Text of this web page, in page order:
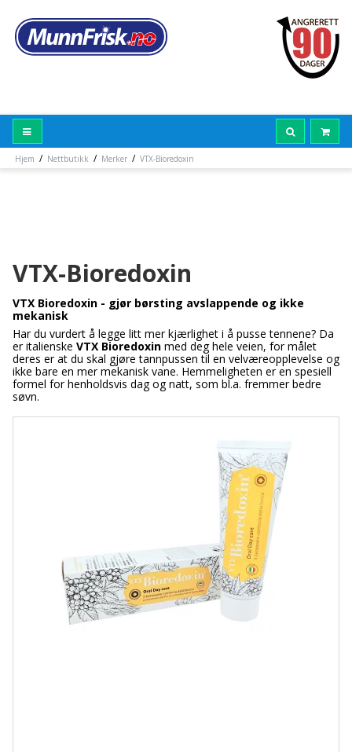
Hjem / Nettbutikk / Merker / VTX-Bioredoxin
VTX-Bioredoxin
VTX Bioredoxin - gjør børsting avslappende og ikke
mekanisk
Har du vurdert å legge litt mer kjærlighet i å pusse tennene? Da
er italienske VTX Bioredoxin med deg hele veien, for målet
deres er at du skal gjøre tannpussen til en velværeopplevelse og
ikke bare en mer mekanisk vane. Hemmeligheten er en spesiell
formel for henholdsvis dag og natt, som bl.a. fremmer bedre
søvn.